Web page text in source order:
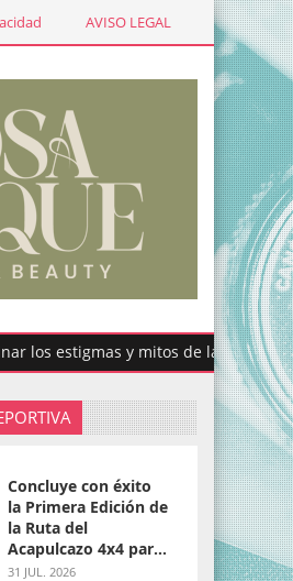
AVISO LEGAL
y mitos de la menstruación
Concluye con éxito
la Primera Edición de
la Ruta del
Acapulcazo 4x4 para
parejas
31 JUL. 2026